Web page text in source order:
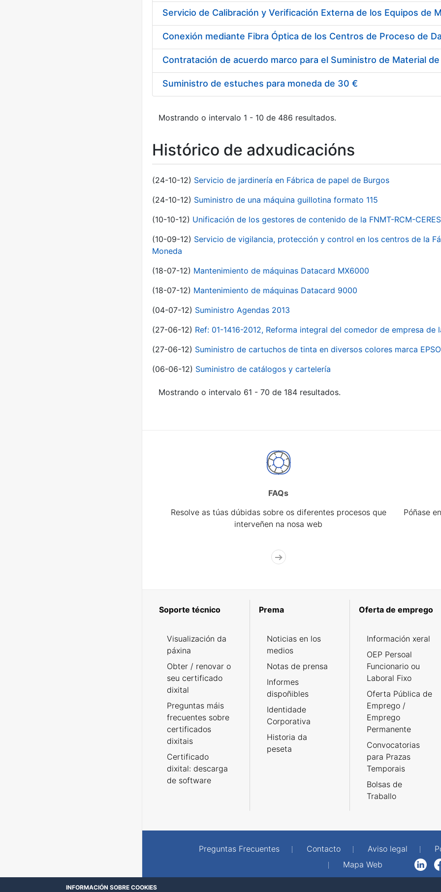
Suministro de estuches para moneda de 30 €
Mostrando o intervalo 1 - 10 de 486 resultados.
Histórico de adxudicacións
(24-10-12) Servicio de jardinería en Fábrica de papel de Burgos
(24-10-12) Suministro de una máquina guillotina formato 115
(10-10-12) Unificación de los gestores de contenido de la FNMT-RCM-CERES
(10-09-12) Servicio de vigilancia, protección y control en los centros de la
Moneda
(18-07-12) Mantenimiento de máquinas Datacard MX6000
(18-07-12) Mantenimiento de máquinas Datacard 9000
(04-07-12) Suministro Agendas 2013
(27-06-12) Ref: 01-1416-2012, Reforma integral del comedor de empresa de
(27-06-12) Suministro de cartuchos de tinta en diversos colores marca
(06-06-12) Suministro de catálogos y cartelería
Mostrando o intervalo 61 - 70 de 184 resultados.
FAQs
Resolve as túas dúbidas sobre os diferentes procesos que
interveñen na nosa web
Póñase
Soporte técnico
Visualización da
páxina
Obter / renovar o
seu certificado
dixital
Preguntas máis
frecuentes sobre
certificados
dixitais
Certificado
dixital: descarga
de software
Prema
Noticias en los
medios
Notas de prensa
Informes
dispoñibles
Identidade
Corporativa
Historia da
peseta
Oferta de emprego
Información xeral
OEP Persoal
Funcionario ou
Laboral Fixo
Oferta Pública de
Emprego /
Emprego
Permanente
Convocatorias
para Prazas
Temporais
Bolsas de
Traballo
Preguntas Frecuentes Contacto Aviso legal
Mapa Web
LinkedInFacebook
INFORMACIÓN SOBRE COOKIES